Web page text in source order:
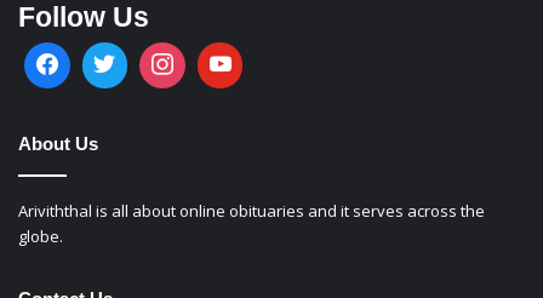
Follow Us
About Us
Ariviththal is all about online obituaries and it serves across the
globe.